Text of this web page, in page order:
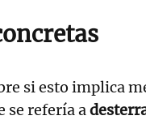
si esto implica
se refería a